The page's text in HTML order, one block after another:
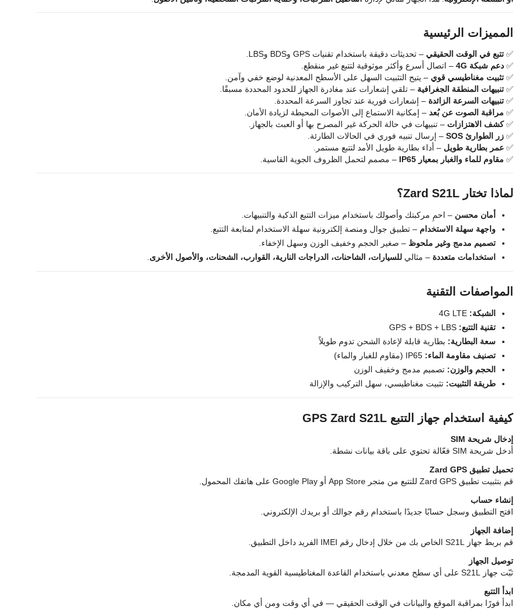
المميزات الرئيسية
✅ تتبع في الوقت الحقيقي – تحديثات دقيقة باستخدام تقنيات GPS وBDS وLBS.
✅ دعم شبكة 4G
– اتصال أسرع وأكثر موثوقية لتتبع غير منقطع.
✅ تثبيت مغناطيسي قوي – يتيح التثبيت السهل على الأسطح المعدنية لوضع خفي وآمن.
✅ تنبيهات المنطقة الجغرافية – تلقي إشعارات عند مغادرة الجهاز للحدود المحددة مسبقًا.
✅ تنبيهات السرعة الزائدة – إشعارات فورية عند تجاوز السرعة المحددة.
✅ مراقبة الصوت عن بُعد – إمكانية الاستماع إلى الأصوات المحيطة لزيادة الأمان.
✅كشف الاهتزازات – تنبيهات في حالة الحركة غير المصرح بها أو العبث بالجهاز.
✅ زر الطوارئ SOS
– إرسال تنبيه فوري في الحالات الطارئة.
✅ عمر بطارية طويل – أداء بطارية طويل الأمد لتتبع مستمر.
✅ مقاوم للماء والغبار بمعيار IP65 – مصمم لتحمل الظروف الجوية القاسية.
لماذا تختار Zard S21L؟
أمان محسن – احمِ مركبتك وأصولك باستخدام ميزات التتبع الذكية والتنبيهات.
واجهة سهلة الاستخدام – تطبيق جوال ومنصة إلكترونية سهلة الاستخدام لمتابعة التتبع.
تصميم مدمج وغير ملحوظ – صغير الحجم وخفيف الوزن وسهل الإخفاء.
استخدامات متعددة – مثالي للسيارات، الشاحنات، الدراجات النارية، القوارب، الشحنات، والأصول الأخرى
المواصفات التقنية
الشبكة:
تقنية التتبع:
سعة البطارية: بطارية قابلة لإعادة الشحن تدوم طويلاً
تصنيف مقاومة الماء:
الحجم والوزن: تصميم مدمج وخفيف الوزن
طريقة التثبيت: تثبيت مغناطيسي، سهل التركيب والإزالة
كيفية استخدام جهاز التتبع GPS Zard S21L
إدخال شريحة SIM
أدخل شريحة SIM فعّالة تحتوي على باقة بيانات نشطة.
تحميل تطبيق Zard GPS
قم بتثبيت تطبيق Zard GPS للتتبع من متجر App Store أو Google Play على هاتفك المحمول.
إنشاء حساب
افتح التطبيق وسجل حسابًا جديدًا باستخدام رقم جوالك أو بريدك الإلكتروني.
إضافة الجهاز
قم بربط جهاز S21L الخاص بك من خلال إدخال رقم IMEI الفريد داخل التطبيق.
توصيل الجهاز
ثبّت جهاز S21L على أي سطح معدني باستخدام القاعدة المغناطيسية القوية المدمجة.
ابدأ التتبع
ابدأ فورًا بمراقبة الموقع والبيانات في الوقت الحقيقي — في أي وقت ومن أي مكان.